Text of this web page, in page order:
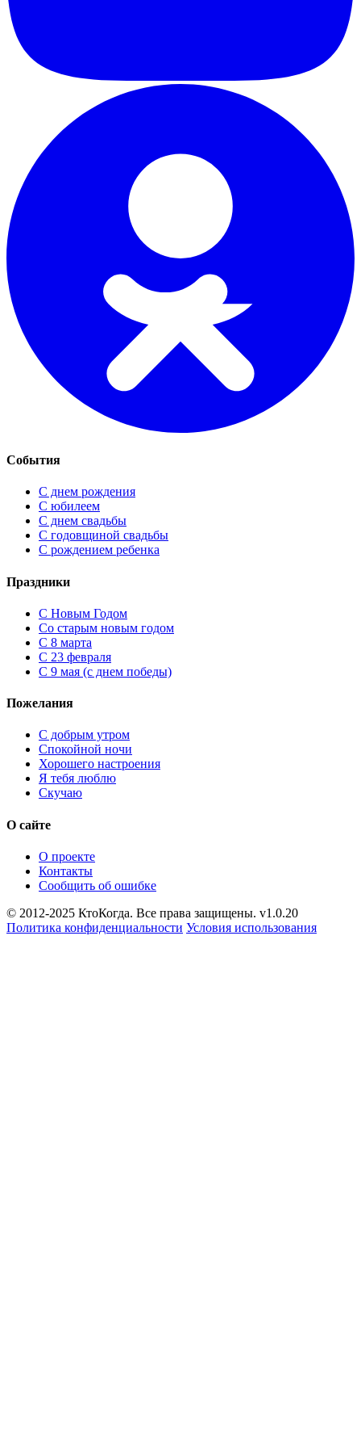
События
С днем рождения
С юбилеем
С днем свадьбы
С годовщиной свадьбы
С рождением ребенка
Праздники
C Новым Годом
Cо старым новым годом
С 8 марта
С 23 февраля
С 9 мая (с днем победы)
Пожелания
С добрым утром
Спокойной ночи
Хорошего настроения
Я тебя люблю
Скучаю
О сайте
О проекте
Контакты
Сообщить об ошибке
© 2012-2025 КтоКогда. Все права защищены. v1.0.20
Политика конфиденциальности Условия использования